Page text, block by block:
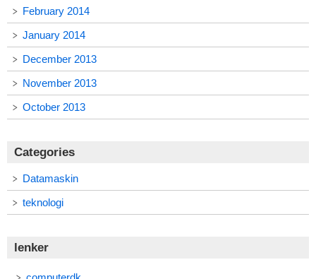
February 2014
January 2014
December 2013
November 2013
October 2013
Categories
Datamaskin
teknologi
lenker